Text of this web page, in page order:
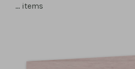
… items